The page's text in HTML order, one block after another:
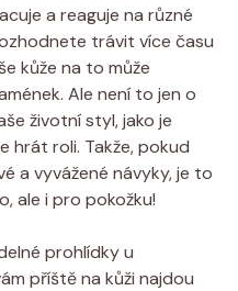
a reaguje na různé
trávit více času
kůže na to může
Ale není to jen o
životní styl, jako je
hrát roli. Takže, pokud
a vyvážené návyky, je to
ale i pro pokožku!
prohlídky u
příště na kůži najdou